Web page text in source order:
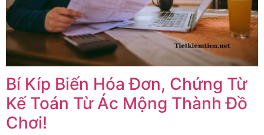
Bí Kíp Biến Hóa Đơn, Chứng Từ
Kế Toán Từ Ác Mộng Thành Đồ
Chơi!